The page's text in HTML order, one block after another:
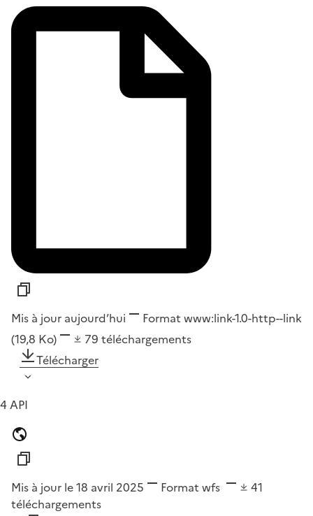
Mis à jour aujourd’hui Format www:link-1.0-http--link
(19,8 Ko)
79 téléchargements
Télécharger
4 API
Mis à jour le 18 avril 2025 Format wfs
41
téléchargements